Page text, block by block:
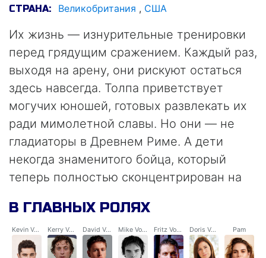
СТРАНА: Великобритания , США
Их жизнь — изнурительные тренировки
перед грядущим сражением. Каждый раз,
выходя на арену, они рискуют остаться
здесь навсегда. Толпа приветствует
могучих юношей, готовых развлекать их
ради мимолетной славы. Но они — не
гладиаторы в Древнем Риме. А дети
некогда знаменитого бойца, который
теперь полностью сконцентрирован на
или поздно они станут великими
чемпионами, другого пути у них нет.
В ГЛАВНЫХ РОЛЯХ
Kevin Von Erich Kerry Von Erich David Von Erich Mike Von Erich Fritz Von Erich Doris Von Erich Pam